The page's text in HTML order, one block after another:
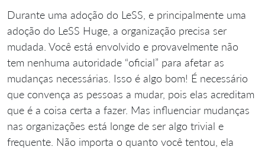
Durante uma adoção do LeSS, e principalmente uma
adoção do LeSS Huge, a organização precisa ser
mudada. Você está envolvido e provavelmente não
tem nenhuma autoridade “oficial” para afetar as
mudanças necessárias. Isso é algo bom! É necessário
que convença as pessoas a mudar, pois elas acreditam
que é a coisa certa a fazer. Mas influenciar mudanças
nas organizações está longe de ser algo trivial e
frequente. Não importa o quanto você tentou, ela